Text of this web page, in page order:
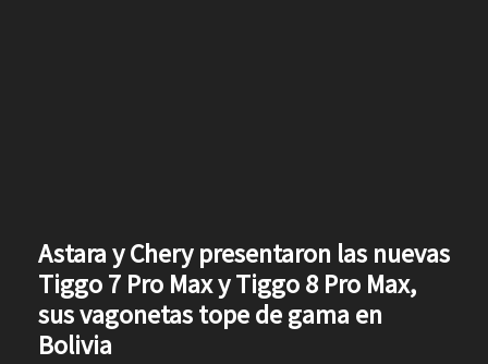
Astara y Chery presentaron las nuevas
Tiggo 7 Pro Max y Tiggo 8 Pro Max,
sus vagonetas tope de gama en
Bolivia